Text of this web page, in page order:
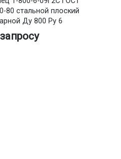
80 стальной плоский
Ду 800 Ру 6